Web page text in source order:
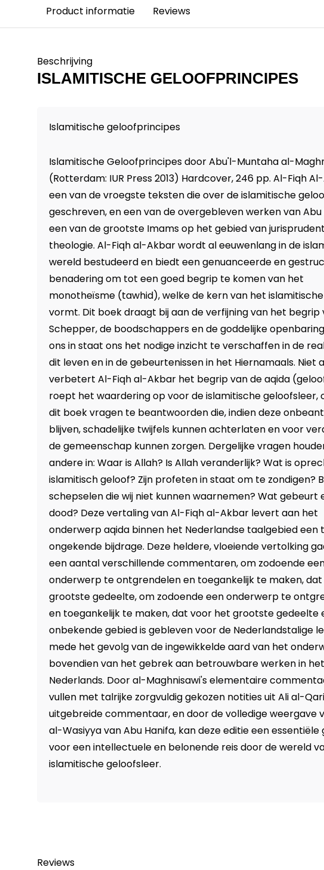
Product informatie Reviews
Beschrijving
ISLAMITISCHE GELOOFPRINCIPES
Islamitische geloofprincipes
Islamitische Geloofprincipes door Abu'l-Muntaha al-
(Rotterdam: IUR Press 2013) Hardcover, 246 pp. Al-Fiqh
een van de vroegste teksten die over de islamitische
geschreven, en een van de overgebleven werken van Abu
een van de grootste Imams op het gebied van
theologie. Al-Fiqh al-Akbar wordt al eeuwenlang in de
wereld bestudeerd en biedt een genuanceerde en
benadering om tot een goed begrip te komen van het
monotheïsme (tawhid), welke de kern van het
vormt. Dit boek draagt bij aan de verfijning van het begrip
Schepper, de boodschappers en de goddelijke
ons in staat ons het nodige inzicht te verschaffen in de
dit leven en in de gebeurtenissen in het Hiernamaals. Niet
verbetert Al-Fiqh al-Akbar het begrip van de aqida
roept het waardering op voor de islamitische geloofsleer,
dit boek vragen te beantwoorden die, indien deze
blijven, schadelijke twijfels kunnen achterlaten en voor
de gemeenschap kunnen zorgen. Dergelijke vragen
andere in: Waar is Allah? Is Allah veranderlijk? Wat is
islamitisch geloof? Zijn profeten in staat om te zondigen?
schepselen die wij niet kunnen waarnemen? Wat gebeurt
dood? Deze vertaling van Al-Fiqh al-Akbar levert aan het
onderwerp aqida binnen het Nederlandse taalgebied een
ongekende bijdrage. Deze heldere, vloeiende vertolking
een aantal verschillende commentaren, om zodoende
onderwerp te ontgrendelen en toegankelijk te maken,
grootste gedeelte, om zodoende een onderwerp te
en toegankelijk te maken, dat voor het grootste gedeelte
onbekende gebied is gebleven voor de Nederlandstalige
mede het gevolg van de ingewikkelde aard van het
bovendien van het gebrek aan betrouwbare werken in het
Nederlands. Door al-Maghnisawi's elementaire
vullen met talrijke zorgvuldig gekozen notities uit Ali al-
uitgebreide commentaar, en door de volledige weergave
al-Wasiyya van Abu Hanifa, kan deze editie een essentiële
voor een intellectuele en belonende reis door de wereld
islamitische geloofsleer.
Reviews